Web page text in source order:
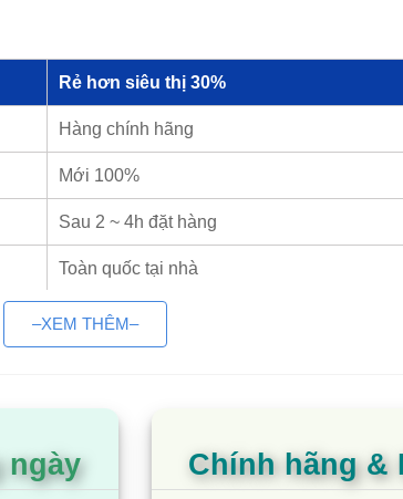
Rẻ hơn siêu thị 30%
Hàng chính hãng
Mới 100%
Sau 2 ~ 4h đặt hàng
Toàn quốc tại nhà
Có
–XEM THÊM–
ngày Chính hãng &